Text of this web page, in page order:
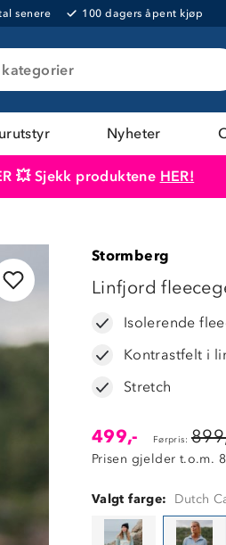
senere 100 dagers åpent kjøp
Nyheter
💥 Sjekk produktene HER!
Stormberg
Linfjord
Isolerende
Kontrastfelt i
Stretch
499,- Førpris:
Prisen gjelder t.o.m.
Valgt farge: Dutch